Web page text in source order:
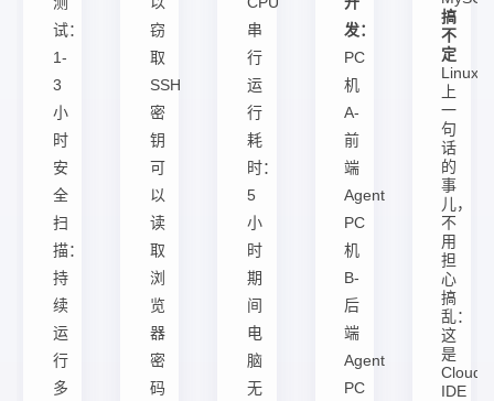
试：
1-
3
小
时
安
全
扫
描：
持
续
运
行
多
窃
取
SSH
密
钥
可
以
读
取
浏
览
器
密
码
串
行
运
行
耗
时：
5
小
时
期
间
电
脑
无
发：
PC
机
A-
前
端
Agent
PC
机
B-
后
端
Agent
PC
搞
不
定
Linux
上
一
句
话
的
事
儿，
不
用
担
心
搞
乱：
这
是
Cloud
IDE